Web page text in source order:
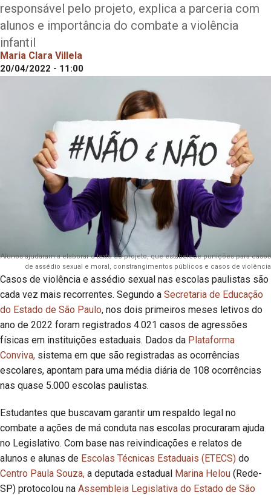
responsável pelo projeto, explica a parceria com
alunos e importância do combate a violência
infantil
Maria Clara Villela
20/04/2022 - 11:00
Alunos ajudaram a elaborar o texto do projeto, que estabelece punições para casos
de assédio sexual e moral, constrangimentos públicos e casos de violência
Casos de violência e assédio sexual nas escolas paulistas são
cada vez mais recorrentes. Segundo a Secretaria de Educação
do Estado de São Paulo, nos dois primeiros meses letivos do
ano de 2022 foram registrados 4.021 casos de agressões
físicas em instituições estaduais. Dados da Plataforma
Conviva, sistema em que são registradas as ocorrências
escolares, apontam para uma média diária de 108 ocorrências
nas quase 5.000 escolas paulistas.
Estudantes que buscavam garantir um respaldo legal no
combate a ações de má conduta nas escolas procuraram ajuda
no Legislativo. Com base nas reivindicações e relatos de
alunos e alunas de Escolas Técnicas Estaduais (ETECS) do
Centro Paula Souza, a deputada estadual Marina Helou (Rede-
SP) protocolou na Assembleia Legislativa do Estado de São